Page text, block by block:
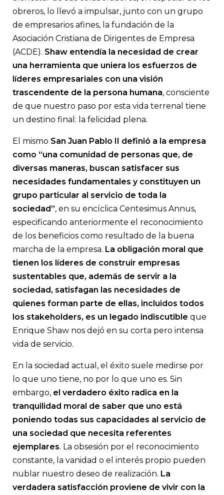
obreros, lo llevó a impulsar, junto con un grupo
de empresarios afines, la fundación de la
Asociación Cristiana de Dirigentes de Empresa
(ACDE). Shaw entendía la necesidad de crear
una herramienta que uniera los esfuerzos de
líderes empresariales con una visión
trascendente de la persona humana, consciente
de que nuestro paso por esta vida terrenal tiene
un destino final: la felicidad plena.
El mismo San Juan Pablo II definió a la empresa
como “una comunidad de personas que, de
diversas maneras, buscan satisfacer sus
necesidades fundamentales y constituyen un
grupo particular al servicio de toda la
sociedad”, en su encíclica Centesimus Annus,
especificando anteriormente el reconocimiento
de los beneficios como resultado de la buena
marcha de la empresa. La obligación moral que
tienen los líderes de construir empresas
sustentables que, además de servir a la
sociedad, satisfagan las necesidades de
quienes forman parte de ellas, incluidos todos
los stakeholders, es un legado indiscutible que
Enrique Shaw nos dejó en su corta pero intensa
vida de servicio.
En la sociedad actual, el éxito suele medirse por
lo que uno tiene, no por lo que uno es. Sin
embargo, el verdadero éxito radica en la
tranquilidad moral de saber que uno está
poniendo todas sus capacidades al servicio de
una sociedad que necesita referentes
ejemplares. La obsesión por el reconocimiento
constante, la vanidad o el interés propio pueden
nublar nuestro deseo de realización. La
verdadera satisfacción proviene de vivir con la